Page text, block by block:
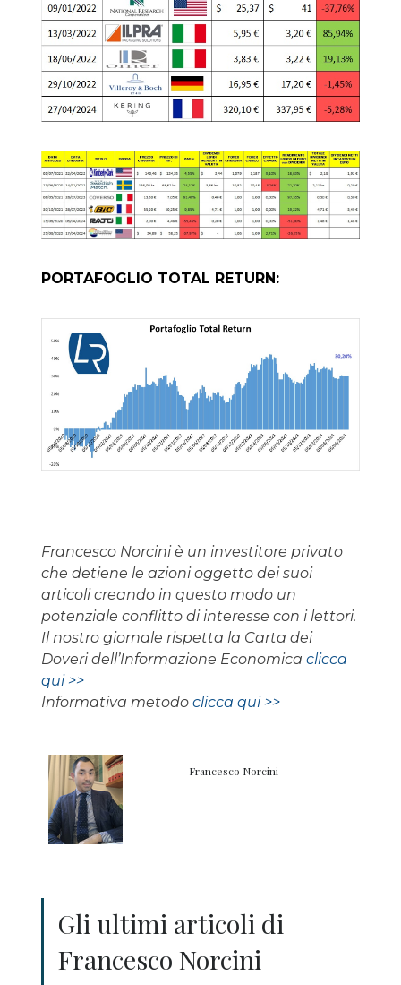
PORTAFOGLIO TOTAL RETURN:
Francesco Norcini è un investitore privato
che detiene le azioni oggetto dei suoi
articoli creando in questo modo un
potenziale conflitto di interesse con i lettori.
Il nostro giornale rispetta la Carta dei
Doveri dell’Informazione Economica clicca
qui >>
Informativa metodo clicca qui >>
Francesco Norcini
Gli ultimi articoli di
Francesco Norcini